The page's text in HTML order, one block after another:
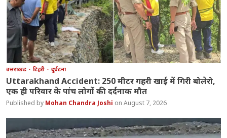
उत्तराखंड टिहरी दुर्घटना
Uttarakhand Accident: 250 मीटर गहरी खाई में गिरी बोलेरो,
एक ही परिवार के पांच लोगों की दर्दनाक मौत
Mohan Chandra Joshi August 7, 2026